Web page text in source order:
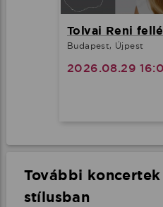
Tolvai Reni
Budapest, Újpest
2026.08.29
További
stílusban